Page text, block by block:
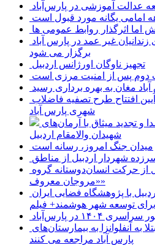
عدالت آموزشی در پارس‌آباد
اما اثرگذار روابط عمومی ها
برگزار می شود
تجهیز ناوگان اورژانس اردبیل
دوم پس از امنیت مرزی است
شهری پارس آباد
شهیدان والامقام اردبیل
میدان جنگ امروز، رسانه است
شهردار اردبیل از مناطق
«مروجان معروف»
برای توسعه شهر هوشمند+ فیلم
پارس آباد مراجعه می کنند